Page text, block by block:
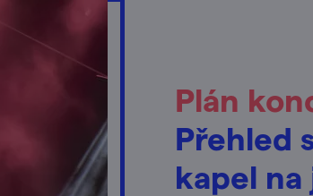
Plán
Přehled
kapel